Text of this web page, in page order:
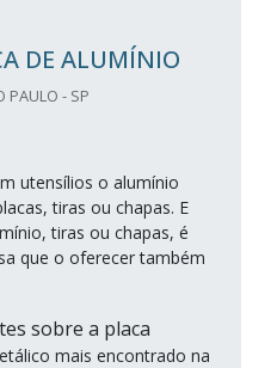
DE ALUMÍNIO
PAULO - SP
utensílios o alumínio
tiras ou chapas. E
tiras ou chapas, é
que o oferecer também
sobre a placa
mais encontrado na